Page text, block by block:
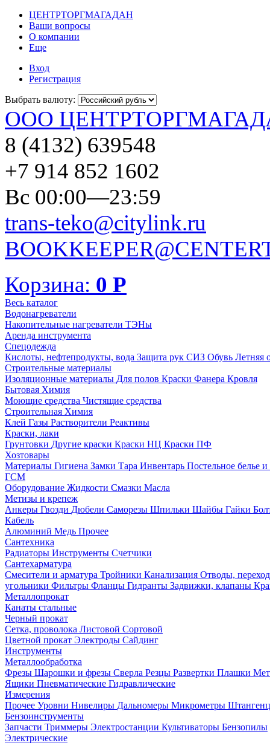
ЦЕНТРТОРГМАГАДАН
Ваши вопросы
О компании
Еще
Вход
Регистрация
Выбрать валюту:
ООО
8 (4132) 639548
+7 914 852 1602
Вс 00:00—23:59
trans-teko@citylink.ru
Корзина: 0 Р
Весь каталог
Водонагреватели
Накопительные нагреватели ТЭНы
Аренда инструмента
Спецодежда
Кислоты, нефтепродукты, вода Защита рук СИЗ Обувь Летняя
Строительные материалы
Изоляционные материалы Для полов Краски Фанера Кровля
Бытовая Химия
Моющие средства Чистящие средства
Строительная Химия
Клей Газы Растворители Реактивы
Краски, лаки
Грунтовки Другие краски Краски НЦ Краски ПФ
Хозтовары
Материалы Гигиена Замки Тара Инвентарь Постельное белье
ГСМ
Оборудование Жидкости Смазки Масла
Метизы и крепеж
Анкеры Гвозди Дюбели Саморезы Шпильки Шайбы Гайки
Кабель
Алюминий Медь Прочее
Сантехника
Радиаторы Инструменты Счетчики
Сантехарматура
Смесители и арматура Тройники Канализация Отводы,
угольники Фильтры Фланцы Гидранты Задвижки, клапаны
Металлопрокат
Канаты стальные
Черный прокат
Сетка, проволока Листовой Сортовой
Цветной прокат Электроды Сайдинг
Инструменты
Металлообработка
Фрезы Шарошки и фрезы Сверла Резцы Развертки Плашки
Ящики Пневматические Гидравлические
Измерения
Прочее Уровни Нивелиры Дальномеры Микрометры
Бензоинструменты
Запчасти Триммеры Электростанции Культиваторы Бензопилы
Электрические